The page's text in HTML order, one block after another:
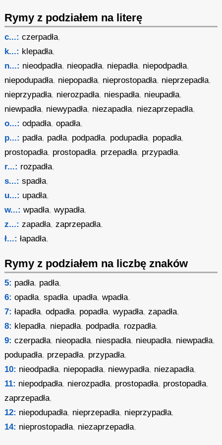
Rymy z podziałem na literę
c...: czerpadła,
k...: klepadła,
n...: nieodpadła, nieopadła, niepadła, niepodpadła,
niepodupadła, niepopadła, nieprostopadła, nieprzepadła,
nieprzypadła, nierozpadła, niespadła, nieupadła,
niewpadła, niewypadła, niezapadła, niezaprzepadła,
o...: odpadła,opadła,
p...: padła, padła, podpadła, podupadła, popadła,
prostopadła, prostopadła, przepadła, przypadła,
r...: rozpadła,
s...: spadła,
u...: upadła,
w...: wpadła,wypadła,
z...: zapadła,zaprzepadła,
ł...: łapadła,
Rymy z podziałem na liczbę znaków
5: padła, padła,
6: opadła,spadła, upadła,wpadła,
7: łapadła,odpadła, popadła,wypadła,zapadła,
8: klepadła, niepadła, podpadła, rozpadła,
9: czerpadła, nieopadła, niespadła, nieupadła, niewpadła,
podupadła, przepadła, przypadła,
10: nieodpadła, niepopadła, niewypadła, niezapadła,
11: niepodpadła, nierozpadła, prostopadła, prostopadła,
zaprzepadła,
12: niepodupadła, nieprzepadła, nieprzypadła,
14: nieprostopadła, niezaprzepadła,